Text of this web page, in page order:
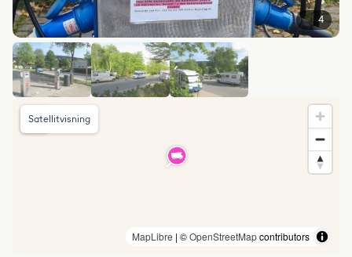
4
MapLibre | ©OpenStreetMapcontributors
Satellitvisning